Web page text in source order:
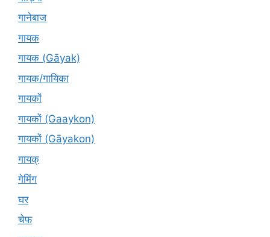
गानेबाज
गायक
गायक (Gāyak)
गायक/गायिका
गायकों
गायकों (Gaaykon)
गायकों (Gāyakon)
गायक्
गेमिंग
घर
चेफ